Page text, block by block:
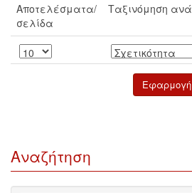
Αποτελέσματα/
σελίδα
Ταξινόμηση ανά
Αναζήτηση